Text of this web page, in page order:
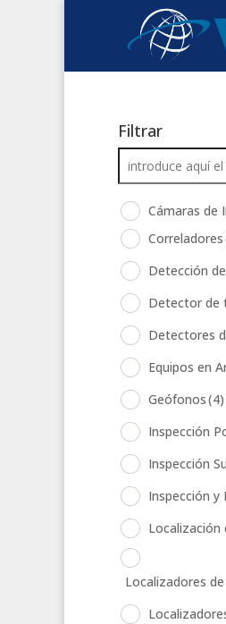
Filtrar
Cámaras de
Correladores
Detección
Detector de
Detectores
Equipos en
Geófonos(4)
Inspección
Inspección
Inspección y
Localización
Localizadores